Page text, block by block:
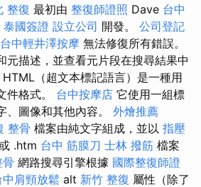
整復 最初由 整復師證照 Dave 台中
泰國簽證 設立公司 開發。 公司登記
台中輕井澤按摩 無法修復所有錯誤。
元描述，並查看元片段在搜尋結果中
HTML（超文本標記語言）是一種用
件格式。 台中按摩店 它使用一組標
、圖像和其他內容。 外燴推薦
整骨 檔案由純文字組成，並以 指壓
.htm 台中 筋膜刀 士林 撥筋 檔案
網路搜尋引擎根據 國際整復師證
中肩頸放鬆 alt 新竹 整復 屬性（除了